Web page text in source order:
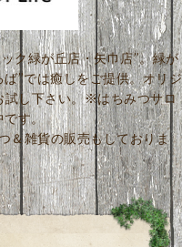
ク緑が丘店・矢巾店”。緑が
”では癒しをご提供。オリジ
試し下さい。※はちみつサロ
です。
＆雑貨の販売もしておりま